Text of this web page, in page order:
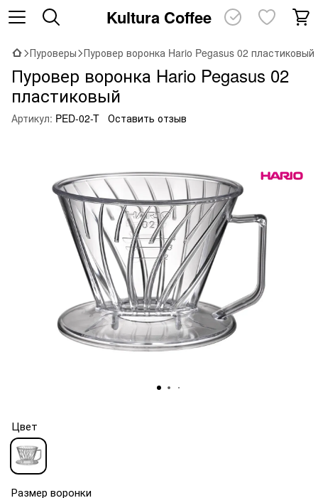
Kultura Coffee
Пуроверы Пуровер воронка Hario Pegasus 02 пластиковый
Пуровер воронка Hario Pegasus 02
пластиковый
Артикул: PED-02-T Оставить отзыв
Цвет
Размер воронки